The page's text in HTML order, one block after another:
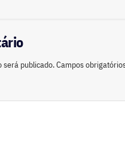
será publicado.Campos